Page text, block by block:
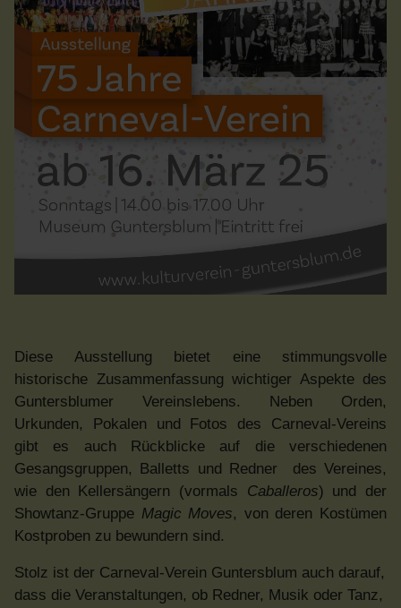
Diese Ausstellung bietet eine stimmungsvolle
historische Zusammenfassung wichtiger Aspekte des
Guntersblumer Vereinslebens. Neben Orden,
Urkunden, Pokalen und Fotos des Carneval-Vereins
gibt es auch Rückblicke auf die verschiedenen
Gesangsgruppen, Balletts und Redner des Vereines,
wie den Kellersängern (vormals Caballeros) und der
Showtanz-Gruppe Magic Moves, von deren Kostümen
Kostproben zu bewundern sind.
Stolz ist der Carneval-Verein Guntersblum auch darauf,
dass die Veranstaltungen, ob Redner, Musik oder Tanz,